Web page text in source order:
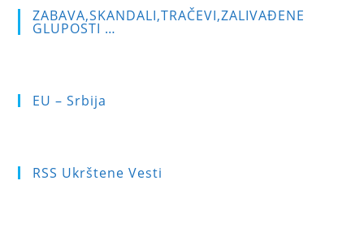
ZABAVA,SKANDALI,TRAČEVI,ZALIVAĐENE
GLUPOSTI …
EU – Srbija
RSS Ukrštene Vesti